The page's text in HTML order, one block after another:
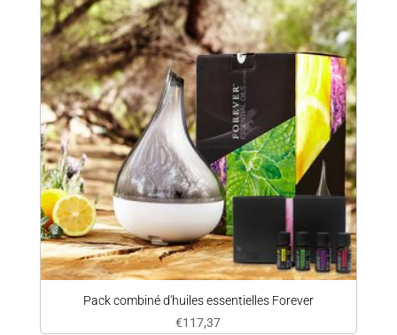
Pack combiné d'huiles essentielles Forever
€117,37